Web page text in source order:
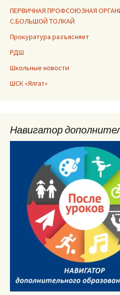
ПЕРВИЧНАЯ ПРОФСОЮЗНАЯ
С.БОЛЬШОЙ ТОЛКАЙ
Прокуратура разъясняет
РДШ
Школьные новости
ШСК «Ялгат»
Навигатор